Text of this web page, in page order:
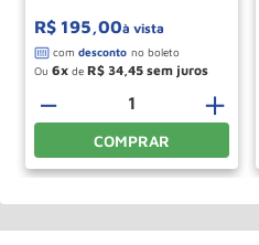
R$ 195,00à vista
Ou 6 de R$ 34,45
＋
－
COMPRAR